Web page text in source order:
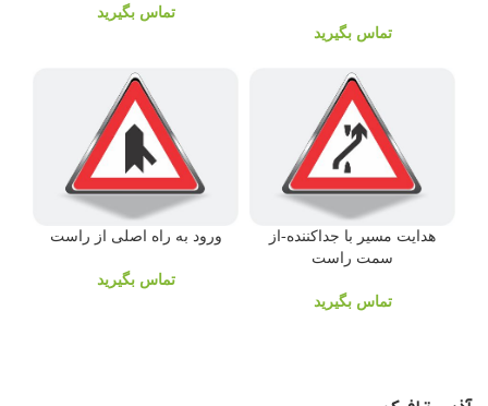
تماس بگیرید
تماس بگیرید
هدایت مسیر با جداکننده-از
سمت راست
تماس بگیرید
ورود به راه اصلی از راست
تماس بگیرید